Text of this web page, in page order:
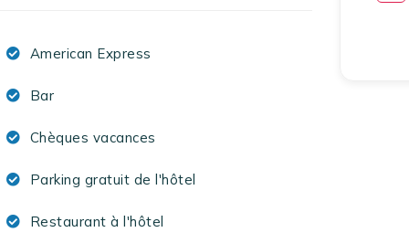
American Express
Bar
Chèques vacances
Parking gratuit de l'hôtel
Restaurant à l'hôtel